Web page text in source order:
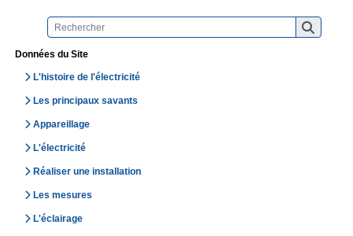
Données du Site
L'histoire de l'électricité
Les principaux savants
Appareillage
L'électricité
Réaliser une installation
Les mesures
L'éclairage